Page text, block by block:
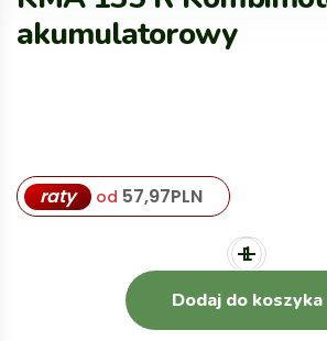
akumulatorowy
raty od 57,97PLN
Dodaj do koszyka